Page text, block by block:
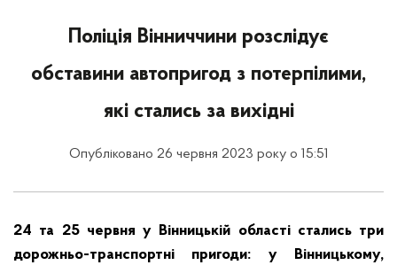
Поліція Вінниччини розслідує
обставини автопригод з потерпілими,
які стались за вихідні
Опубліковано 26 червня 2023 року о 15:51
24 та 25 червня у Вінницькій області стались три
дорожньо-транспортні пригоди: у Вінницькому,